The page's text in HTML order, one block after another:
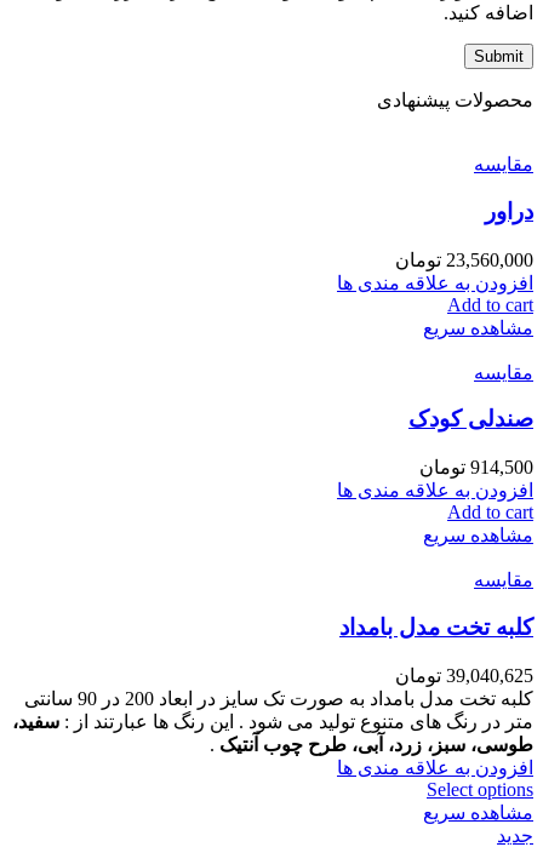
اضافه کنید.
محصولات پیشنهادی
مقایسه
دراور
23,560,000 تومان
افزودن به علاقه مندی ها
Add to cart
مشاهده سریع
مقایسه
صندلی کودک
914,500 تومان
افزودن به علاقه مندی ها
Add to cart
مشاهده سریع
مقایسه
کلبه تخت مدل بامداد
39,040,625 تومان
کلبه تخت مدل بامداد به صورت تک سایز در ابعاد 200 در 90 سانتی
متر در رنگ های متنوع تولید می شود . این رنگ ها عبارتند از : سفید،
طوسی، سبز، زرد، آبی، طرح چوب آنتیک .
افزودن به علاقه مندی ها
Select options
مشاهده سریع
جدید